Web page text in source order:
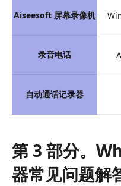
Aiseesoft 屏幕录像机
录音电话
自动通话记录器
第 3 部分。
器常见问题解